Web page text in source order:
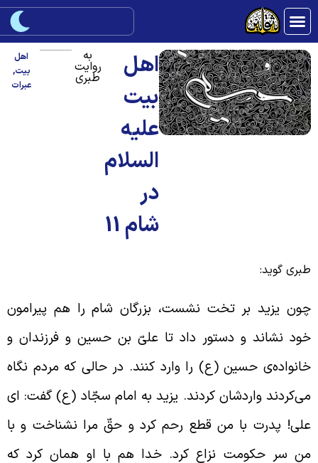
اهل
بیت
علیه
السلام
در
شام 11
روایت
طبری
اهل
بیت,
عبرات
گوید:
یزید بر تخت نشست، بزرگان شام را هم پیرامون
نشاند و دستور داد تا علیّ بن حسین و فرزندان و
حسین (ع) را وارد کنند. در حالی که مردم نگاه
واردشان کردند. یزید به امام سجّاد (ع) گفت: ای
پدرت با من قطع رحم کرد و حقّ مرا نشناخت و با
سر حکومت نزاع کرد. خدا هم با او همان کرد که